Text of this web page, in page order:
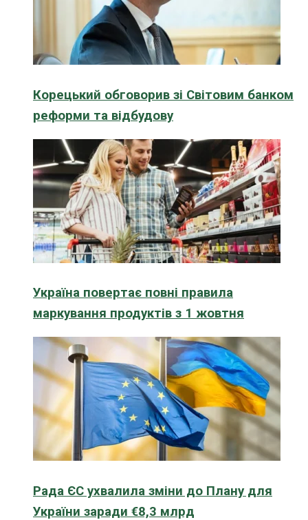
Корецький обговорив зі Світовим банком
реформи та відбудову
Україна повертає повні правила
маркування продуктів з 1 жовтня
Рада ЄС ухвалила зміни до Плану для
України заради €8,3 млрд